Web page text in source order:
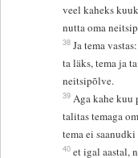
veel kaheks
nutta oma
38 Ja tema
ta läks, tema ja
neitsipõlve.
39 Aga kahe kuu
talitas temaga
tema ei saanudki
40 et igal aastal,